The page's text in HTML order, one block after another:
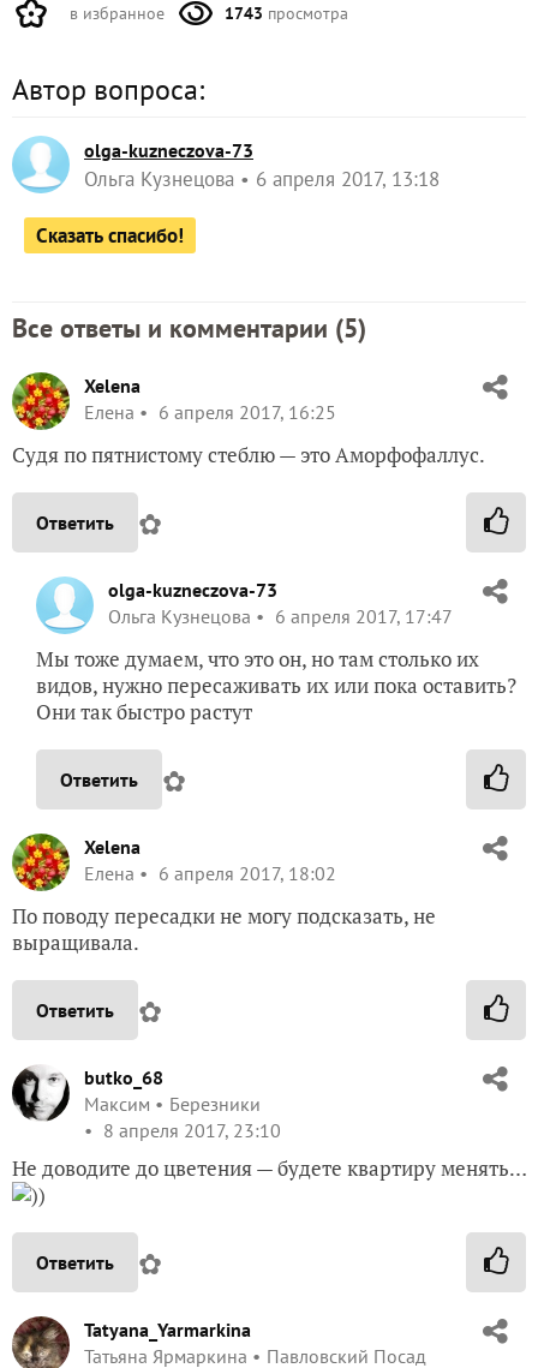
в избранное 1743 просмотра
Автор вопроса:
olga-kuzneczova-73
Ольга Кузнецова 6 апреля 2017, 13:18
Сказать спасибо!
Все ответы и комментарии (5)
Xelena
Елена
6 апреля 2017, 16:25
Судя по пятнистому стеблю — это Аморфофаллус.
Ответить ✿
olga-kuzneczova-73
Ольга Кузнецова
6 апреля 2017, 17:47
Мы тоже думаем, что это он, но там столько их
видов, нужно пересаживать их или пока оставить?
Они так быстро растут
Ответить ✿
Xelena
Елена
6 апреля 2017, 18:02
По поводу пересадки не могу подсказать, не
выращивала.
Ответить ✿
butko_68
Максим
Березники
8 апреля 2017, 23:10
Не доводите до цветения — будете квартиру менять…
))
Ответить ✿
Tatyana_Yarmarkina
Татьяна Ярмаркина
Павловский Посад